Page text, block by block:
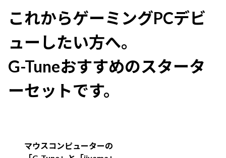
これからゲーミングPCデビ
ューしたい方へ。
G-Tuneおすすめのスタータ
ーセットです。
マウスコンピューターの